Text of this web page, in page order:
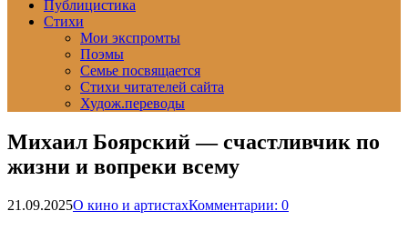
Публицистика
Стихи
Мои экспромты
Поэмы
Семье посвящается
Стихи читателей сайта
Худож.переводы
Михаил Боярский — счастливчик по
жизни и вопреки всему
21.09.2025О кино и артистахКомментарии: 0